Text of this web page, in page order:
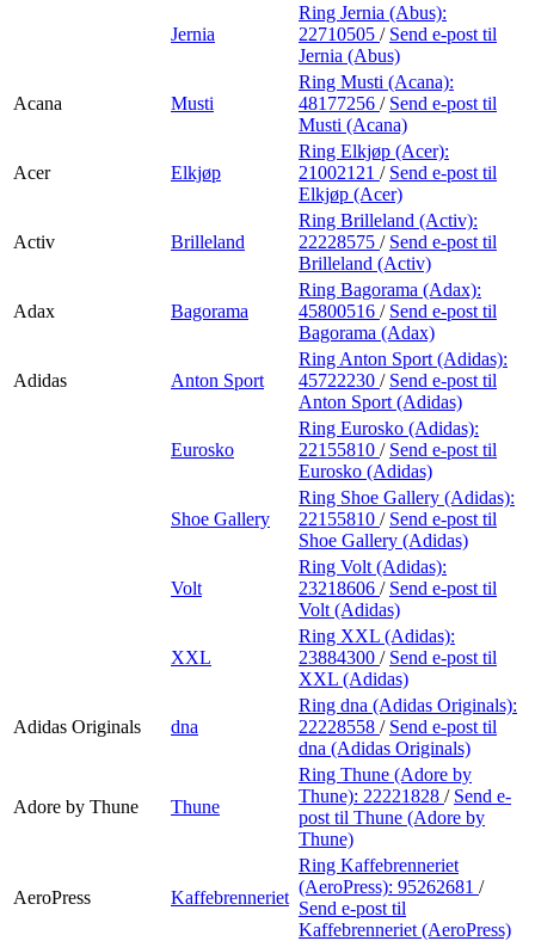
Jernia
Ring Jernia (Abus):
22710505 / Send e-post til
Jernia (Abus)
Acana Musti
Ring Musti (Acana):
48177256 / Send e-post til
Musti (Acana)
Acer Elkjøp
Ring Elkjøp (Acer):
21002121 / Send e-post til
Elkjøp (Acer)
Activ Brilleland
Ring Brilleland (Activ):
22228575 / Send e-post til
Brilleland (Activ)
Adax Bagorama
Ring Bagorama (Adax):
45800516 / Send e-post til
Bagorama (Adax)
Adidas Anton Sport
Ring Anton Sport (Adidas):
45722230 / Send e-post til
Anton Sport (Adidas)
Eurosko
Ring Eurosko (Adidas):
22155810 / Send e-post til
Eurosko (Adidas)
Shoe Gallery
Ring Shoe Gallery (Adidas):
22155810 / Send e-post til
Shoe Gallery (Adidas)
Volt
Ring Volt (Adidas):
23218606 / Send e-post til
Volt (Adidas)
XXL
Ring XXL (Adidas):
23884300 / Send e-post til
XXL (Adidas)
Adidas Originals dna
Ring dna (Adidas Originals):
22228558 / Send e-post til
dna (Adidas Originals)
Adore by Thune Thune
Ring Thune (Adore by
Thune): 22221828 / Send e-
post til Thune (Adore by
Thune)
AeroPress Kaffebrenneriet
Ring Kaffebrenneriet
(AeroPress): 95262681 /
Send e-post til
Kaffebrenneriet (AeroPress)